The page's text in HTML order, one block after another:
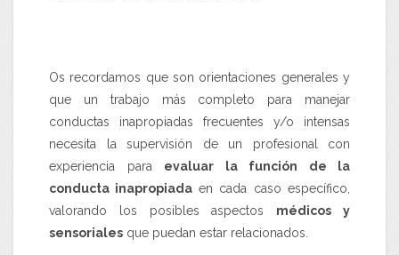
Os recordamos que son orientaciones generales y
que un trabajo más completo para manejar
conductas inapropiadas frecuentes y/o intensas
necesita la supervisión de un profesional con
experiencia para evaluar la función de la
conducta inapropiada en cada caso específico,
valorando los posibles aspectos médicos y
sensoriales que puedan estar relacionados.